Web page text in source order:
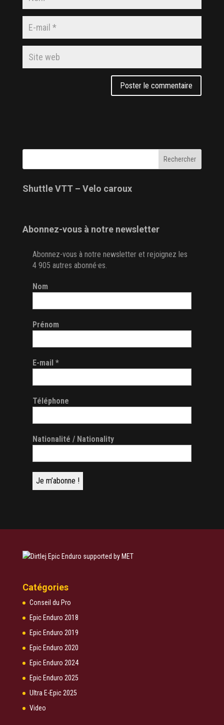
Shuttle VTT – Velo caroux
Abonnez-vous à notre newsletter
Abonnez-vous à notre newsletter et rejoignez les
4 905 autres abonné·es.
Nom
Prénom
E-mail *
Téléphone
Nationalité / Nationality
Catégories
Conseil du Pro
Epic Enduro 2018
Epic Enduro 2019
Epic Enduro 2020
Epic Enduro 2024
Epic Enduro 2025
Ultra E-Epic 2025
Video